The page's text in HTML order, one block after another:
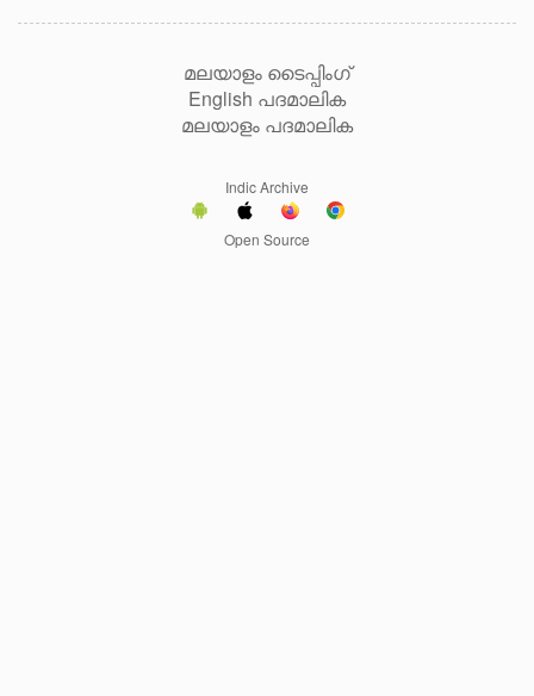
മലയാളം ടൈപ്പിംഗ്
English പദമാലിക
മലയാളം പദമാലിക
Indic Archive
Open Source